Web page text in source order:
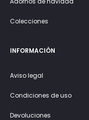
Colecciones
INFORMACIÓN
Aviso legal
Condiciones de uso
Devoluciones